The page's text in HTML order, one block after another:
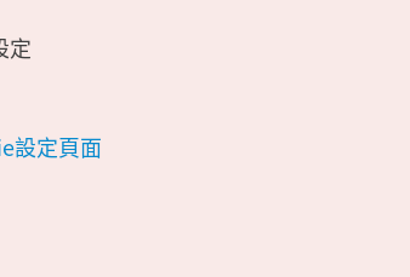
定
設定頁面